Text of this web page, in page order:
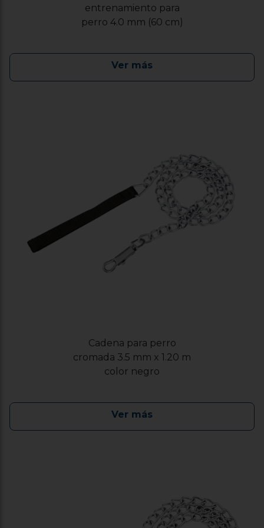
entrenamiento para
perro 4.0 mm (60 cm)
Ver más
Cadena para perro
cromada 3.5 mm x 1.20 m
color negro
Ver más